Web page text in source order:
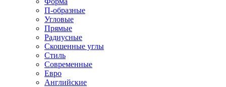
П-образные
Угловые
Прямые
Радиусные
Скошенные углы
Стиль
Современные
Евро
Английские